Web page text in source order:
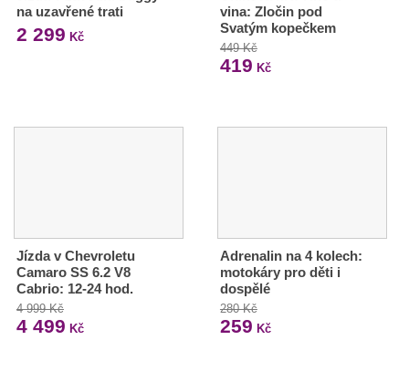
na uzavřené trati
2 299 Kč
vina: Zločin pod
Svatým kopečkem
449 Kč
419 Kč
Jízda v Chevroletu
Camaro SS 6.2 V8
Cabrio: 12-24 hod.
4 999 Kč
4 499 Kč
Adrenalin na 4 kolech:
motokáry pro děti i
dospělé
280 Kč
259 Kč